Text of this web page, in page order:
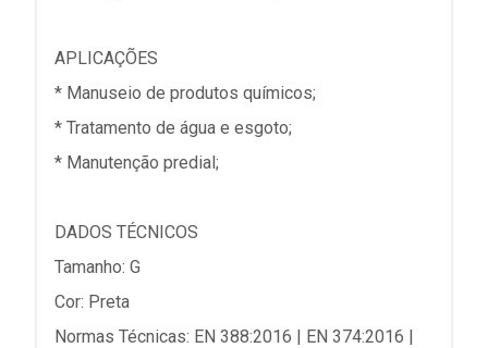
APLICAÇÕES
* Manuseio de produtos químicos;
* Tratamento de água e esgoto;
* Manutenção predial;
DADOS TÉCNICOS
Tamanho: G
Cor: Preta
Normas Técnicas: EN 388:2016 | EN 374:2016 |